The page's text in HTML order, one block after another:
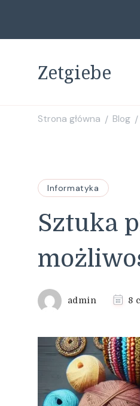
Zetgiebe
Strona główna / Blog /
Informatyka
Sztuka
admin 8